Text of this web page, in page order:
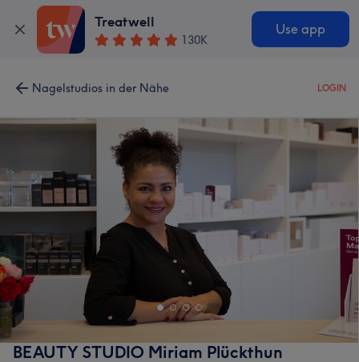
Treatwell
130K
Use app
Nagelstudios in der Nähe LOGIN
BEAUTY STUDIO Miriam Plückthun